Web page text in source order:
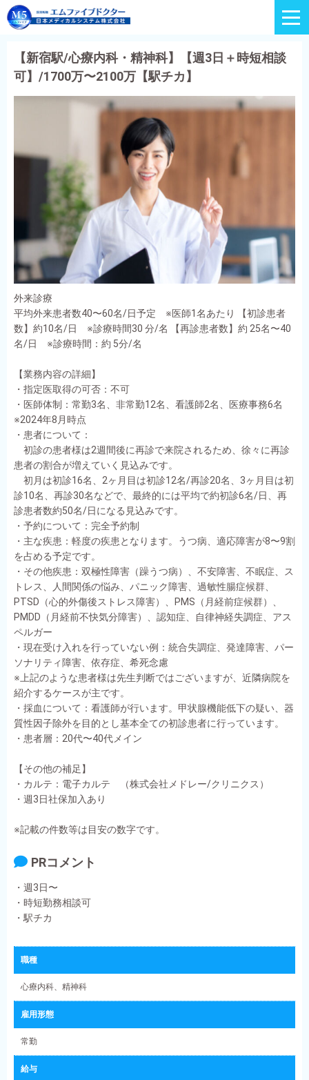
【新宿駅/心療内科・精神科】【週3日＋時短相談
可】/1700万〜2100万【駅チカ】
外来診療
平均外来患者数40〜60名/日予定 ※医師1名あたり 【初診患者
数】約10名/日 ※診療時間30 分/名 【再診患者数】約 25名〜40
名/日 ※診療時間：約 5分/名
【業務内容の詳細】
・指定医取得の可否：不可
・医師体制：常勤3名、非常勤12名、看護師2名、医療事務6名
※2024年8月時点
・患者について：
初診の患者様は2週間後に再診で来院されるため、徐々に再診
患者の割合が増えていく見込みです。
初月は初診16名、2ヶ月目は初診12名/再診20名、3ヶ月目は初
診10名、再診30名などで、最終的には平均で約初診6名/日、再
診患者数約50名/日になる見込みです。
・予約について：完全予約制
・主な疾患：軽度の疾患となります。うつ病、適応障害が8〜9割
を占める予定です。
・その他疾患：双極性障害（躁うつ病）、不安障害、不眠症、ス
トレス、人間関係の悩み、パニック障害、過敏性腸症候群、
PTSD（心的外傷後ストレス障害）、PMS（月経前症候群）、
PMDD（月経前不快気分障害）、認知症、自律神経失調症、アス
ペルガー
・現在受け入れを行っていない例：統合失調症、発達障害、パー
ソナリティ障害、依存症、希死念慮
※上記のような患者様は先生判断ではございますが、近隣病院を
紹介するケースが主です。
・採血について：看護師が行います。甲状腺機能低下の疑い、器
質性因子除外を目的とし基本全ての初診患者に行っています。
・患者層：20代〜40代メイン
【その他の補足】
・カルテ：電子カルテ （株式会社メドレー/クリニクス）
・週3日社保加入あり
※記載の件数等は目安の数字です。
PRコメント
・週3日〜
・時短勤務相談可
・駅チカ
職種
心療内科、精神科
雇用形態
常勤
給与